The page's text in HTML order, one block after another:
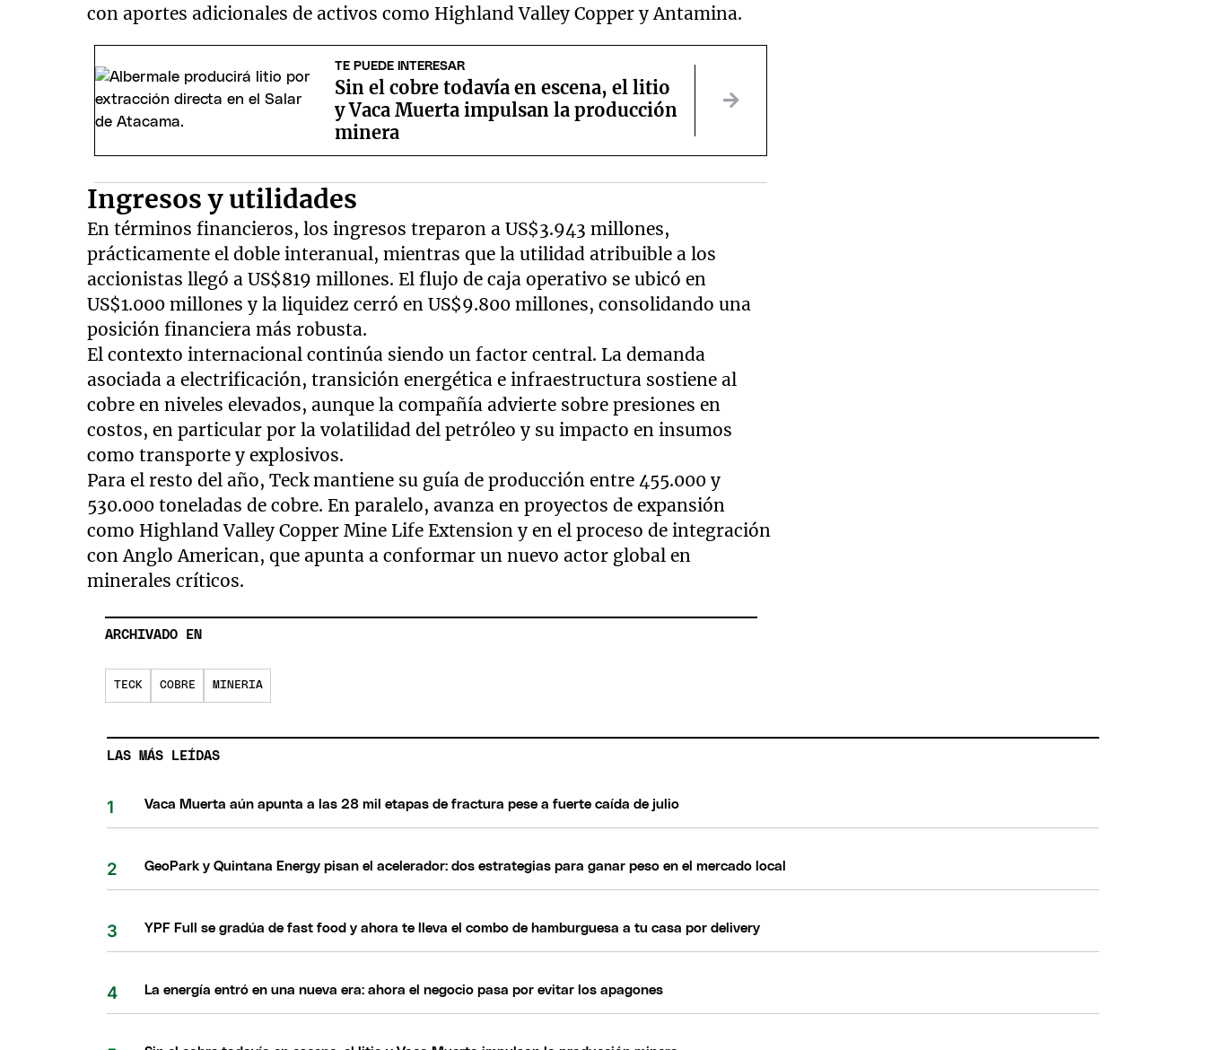
con aportes adicionales de activos como Highland Valley Copper y Antamina.
TE PUEDE INTERESAR
Sin el cobre todavía en escena, el litio
y Vaca Muerta impulsan la producción
minera
Ingresos y utilidades
En términos financieros, los ingresos treparon a US$3.943 millones,
prácticamente el doble interanual, mientras que la utilidad atribuible a los
accionistas llegó a US$819 millones. El flujo de caja operativo se ubicó en
US$1.000 millones y la liquidez cerró en US$9.800 millones, consolidando una
posición financiera más robusta.
El contexto internacional continúa siendo un factor central. La demanda
asociada a electrificación, transición energética e infraestructura sostiene al
cobre en niveles elevados, aunque la compañía advierte sobre presiones en
costos, en particular por la volatilidad del petróleo y su impacto en insumos
como transporte y explosivos.
Para el resto del año, Teck mantiene su guía de producción entre 455.000 y
530.000 toneladas de cobre. En paralelo, avanza en proyectos de expansión
como Highland Valley Copper Mine Life Extension y en el proceso de integración
con Anglo American, que apunta a conformar un nuevo actor global en
minerales críticos.
ARCHIVADO EN
TECK COBRE MINERIA
LAS MÁS LEÍDAS
Vaca Muerta aún apunta a las 28 mil etapas de fractura pese a fuerte caída de julio
GeoPark y Quintana Energy pisan el acelerador: dos estrategias para ganar peso en el mercado local
YPF Full se gradúa de fast food y ahora te lleva el combo de hamburguesa a tu casa por delivery
La energía entró en una nueva era: ahora el negocio pasa por evitar los apagones